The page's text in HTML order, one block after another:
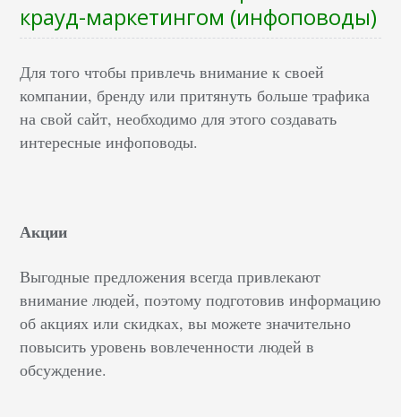
крауд-маркетингом (инфоповоды)
Для того чтобы привлечь внимание к своей
компании, бренду или притянуть больше трафика
на свой сайт, необходимо для этого создавать
интересные инфоповоды.
Акции
Выгодные предложения всегда привлекают
внимание людей, поэтому подготовив информацию
об акциях или скидках, вы можете значительно
повысить уровень вовлеченности людей в
обсуждение.